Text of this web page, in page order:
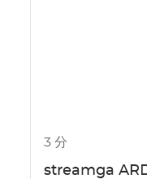
3 分
streamga